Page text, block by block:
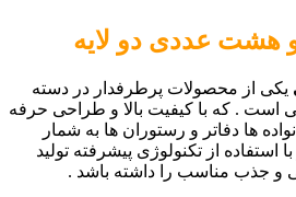
هشت عددی دو لایه
یکی از محصولات پرطرفدار در دسته
است . که با کیفیت بالا و طراحی حرفه
ها دفاتر و رستوران ها به شمار
استفاده از تکنولوژی پیشرفته تولید
و جذب مناسب را داشته باشد .